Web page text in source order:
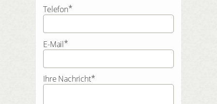
Telefon*
E-Mail*
Ihre Nachricht*